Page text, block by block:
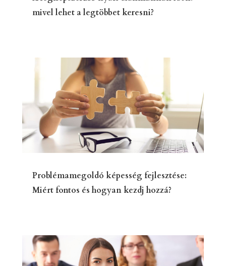
mivel lehet a legtöbbet keresni?
Problémamegoldó képesség fejlesztése:
Miért fontos és hogyan kezdj hozzá?